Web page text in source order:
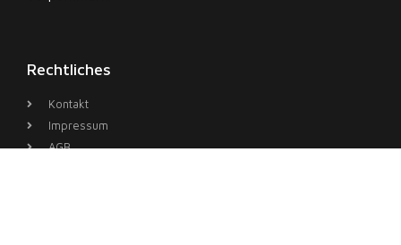
Rechtliches
Kontakt
Impressum
AGB